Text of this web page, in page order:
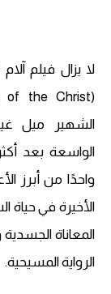
لا يزال فيلم
الشهير ميل
الواسعة بعد
واحدًا من أبرز
الأخيرة في
المعاناة
الرواية المسيحية.